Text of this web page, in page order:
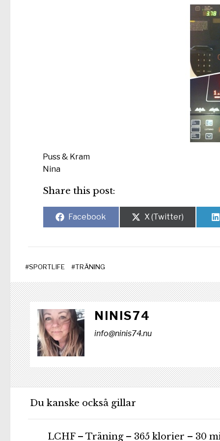
Puss & Kram
Nina
Share this post:
Dela
Facebook
Dela
X (Twitter)
#SPORTLIFE #TRÄNING
NINIS74
info@ninis74.nu
Du kanske också gillar
LCHF – Träning – 365 klorier – 30